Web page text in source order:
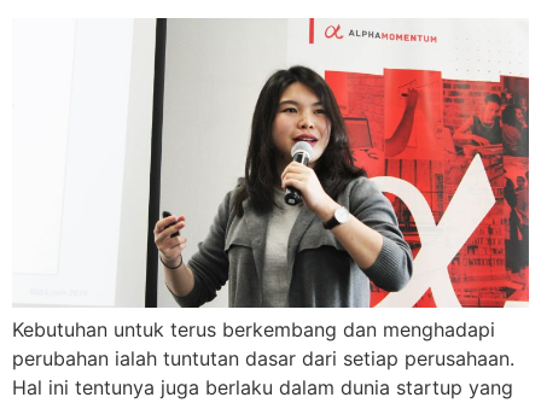
Kebutuhan untuk terus berkembang dan menghadapi
perubahan ialah tuntutan dasar dari setiap perusahaan.
Hal ini tentunya juga berlaku dalam dunia startup yang